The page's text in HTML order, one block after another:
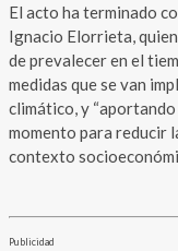
El acto ha terminado
Ignacio Elorrieta,
de prevalecer en el
medidas que se van
climático, y
momento para reducir
contexto
Publicidad